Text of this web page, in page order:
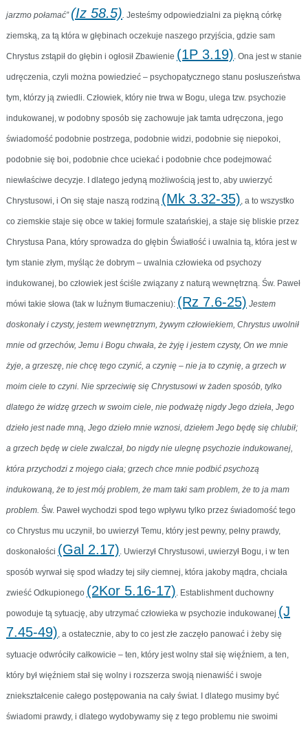
jarzmo połamać” (Iz 58.5) Jesteśmy odpowiedzialni za piękną córkę
ziemską, za tą która w głębinach oczekuje naszego przyjścia, gdzie sam
Chrystus zstąpił do głębin i ogłosił Zbawienie (1P 3.19) . Ona jest w stanie
udręczenia, czyli można powiedzieć – psychopatycznego stanu posłuszeństwa
tym, którzy ją zwiedli. Człowiek, który nie trwa w Bogu, ulega tzw. psychozie
indukowanej, w podobny sposób się zachowuje jak tamta udręczona, jego
świadomość podobnie postrzega, podobnie widzi, podobnie się niepokoi,
podobnie się boi, podobnie chce uciekać i podobnie chce podejmować
niewłaściwe decyzje. I dlatego jedyną możliwością jest to, aby uwierzyć
Chrystusowi, i On się staje naszą rodziną (Mk 3.32-35) , a to wszystko
co ziemskie staje się obce w takiej formule szatańskiej, a staje się bliskie przez
Chrystusa Pana, który sprowadza do głębin Światłość i uwalnia tą, która jest w
tym stanie złym, myśląc że dobrym – uwalnia człowieka od psychozy
indukowanej, bo człowiek jest ściśle związany z naturą wewnętrzną. Św. Paweł
mówi takie słowa (tak w luźnym tłumaczeniu): (Rz 7.6-25) Jestem
doskonały i czysty, jestem wewnętrznym, żywym człowiekiem, Chrystus uwolnił
mnie od grzechów, Jemu i Bogu chwała, że żyję i jestem czysty, On we mnie
żyje, a grzeszę, nie chcę tego czynić, a czynię – nie ja to czynię, a grzech w
moim ciele to czyni. Nie sprzeciwię się Chrystusowi w żaden sposób, tylko
dlatego że widzę grzech w swoim ciele, nie podważę nigdy Jego dzieła, Jego
dzieło jest nade mną, Jego dzieło mnie wznosi, dziełem Jego będę się chlubił;
a grzech będę w ciele zwalczał, bo nigdy nie ulegnę psychozie indukowanej,
która przychodzi z mojego ciała; grzech chce mnie podbić psychozą
indukowaną, że to jest mój problem, że mam taki sam problem, że to ja mam
problem. Św. Paweł wychodzi spod tego wpływu tylko przez świadomość tego
co Chrystus mu uczynił, bo uwierzył Temu, który jest pewny, pełny prawdy,
doskonałości (Gal 2.17) . Uwierzył Chrystusowi, uwierzył Bogu, i w ten
sposób wyrwał się spod władzy tej siły ciemnej, która jakoby mądra, chciała
zwieść Odkupionego (2Kor 5.16-17) . Establishment duchowny
powoduje tą sytuację, aby utrzymać człowieka w psychozie indukowanej (J
7.45-49) , a ostatecznie, aby to co jest złe zaczęło panować i żeby się
sytuacje odwróciły całkowicie – ten, który jest wolny stał się więźniem, a ten,
który był więźniem stał się wolny i rozszerza swoją nienawiść i swoje
zniekształcenie całego postępowania na cały świat. I dlatego musimy być
świadomi prawdy, i dlatego wydobywamy się z tego problemu nie swoimi